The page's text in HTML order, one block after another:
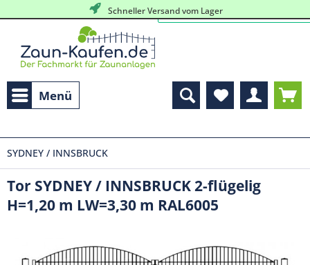
Schneller Versand vom Lager
Menü
SYDNEY / INNSBRUCK
Tor SYDNEY / INNSBRUCK 2-flügelig
H=1,20 m LW=3,30 m RAL6005